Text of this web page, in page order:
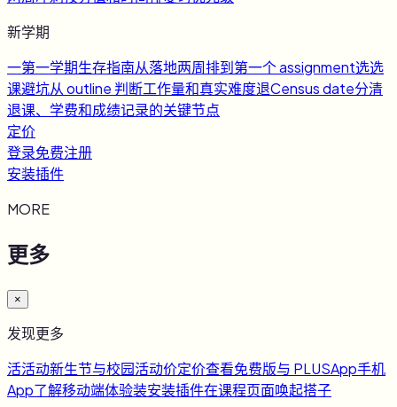
新学期
一第一学期生存指南从落地两周排到第一个 assignment选选
课避坑从 outline 判断工作量和真实难度退Census date分清
退课、学费和成绩记录的关键节点
定价
登录免费注册
安装插件
MORE
更多
×
发现更多
活活动新生节与校园活动价定价查看免费版与 PLUSApp手机
App了解移动端体验装安装插件在课程页面唤起搭子